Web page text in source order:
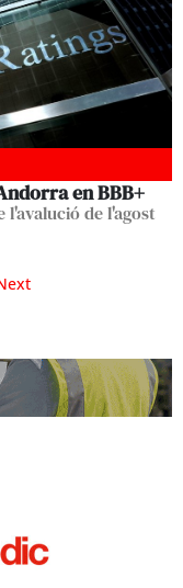
en BBB+
l'avalució de l'agost